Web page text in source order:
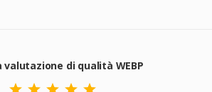
valutazione di qualità WEBP